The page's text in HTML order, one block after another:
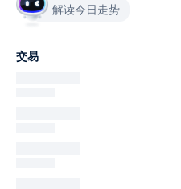
解读今日走势
交易